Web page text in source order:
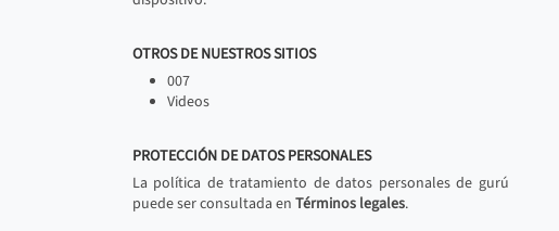
OTROS DE NUESTROS SITIOS
007
Videos
PROTECCIÓN DE DATOS PERSONALES
La política de tratamiento de datos personales de gurú
puede ser consultada en Términos legales.